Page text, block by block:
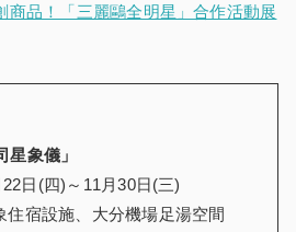
商品！「三麗鷗全明星」合作活動展
象儀」
日(四)～11月30日(三)
住宿設施、大分機場足湯空間